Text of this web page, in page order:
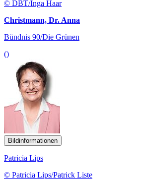
© DBT/Inga Haar
Christmann, Dr. Anna
Bündnis 90/Die Grünen
()
Bildinformationen
Patricia Lips
© Patricia Lips/Patrick Liste